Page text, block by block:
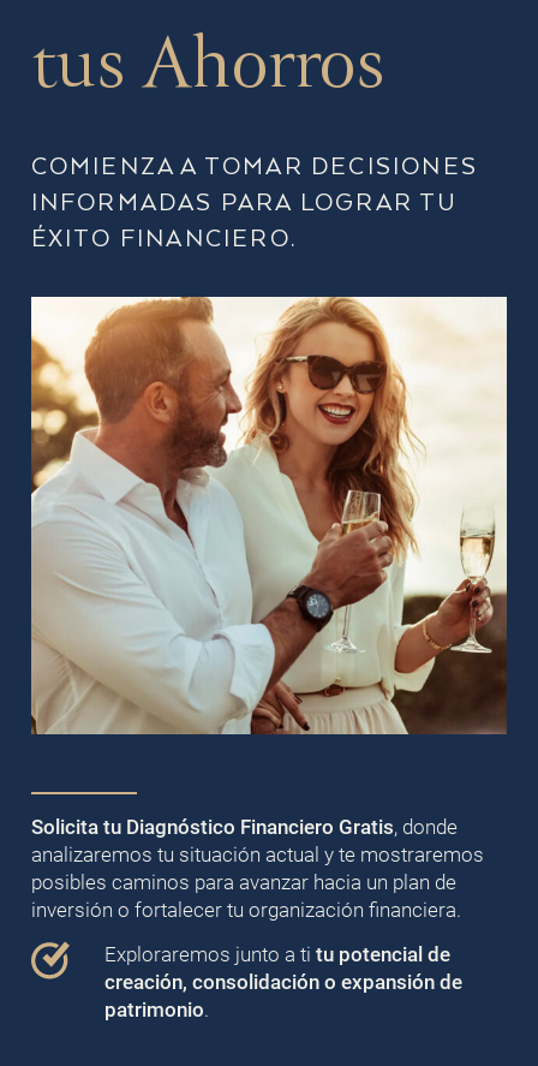
tus Ahorros
COMIENZA A TOMAR DECISIONES
INFORMADAS PARA LOGRAR TU
ÉXITO FINANCIERO.
Solicita tu Diagnóstico Financiero Gratis, donde
analizaremos tu situación actual y te mostraremos
posibles caminos para avanzar hacia un plan de
inversión o fortalecer tu organización financiera.
Exploraremos junto a ti tu potencial de
creación, consolidación o expansión de
patrimonio.